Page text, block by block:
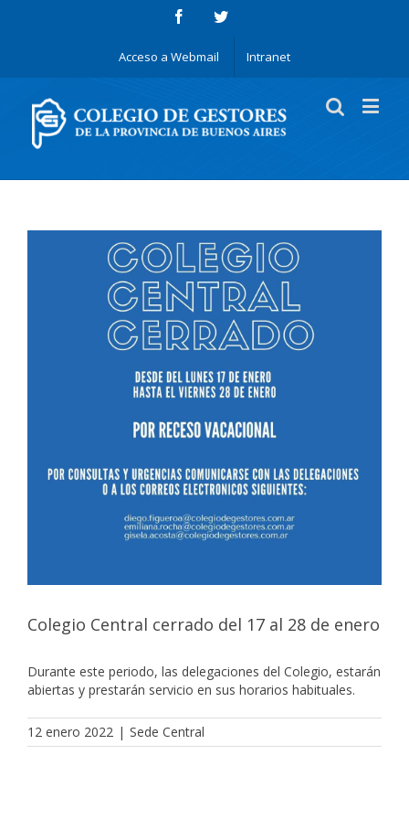
Acceso a Webmail Intranet
Colegio Central cerrado del 17 al 28 de enero
Durante este periodo, las delegaciones del Colegio, estarán
abiertas y prestarán servicio en sus horarios habituales.
12 enero 2022 | Sede Central